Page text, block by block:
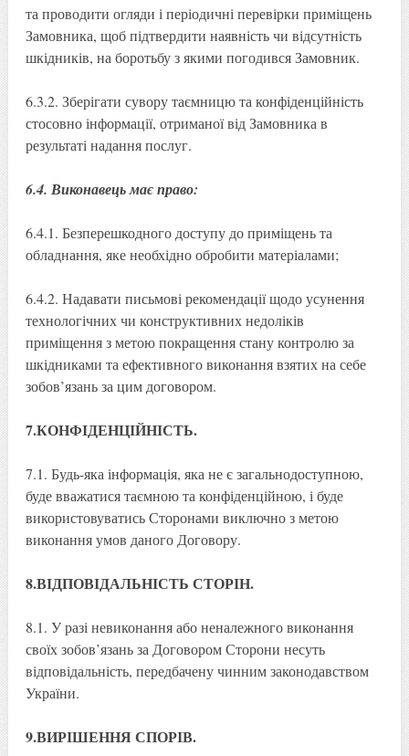
та проводити огляди і періодичні перевірки приміщень
Замовника, щоб підтвердити наявність чи відсутність
шкідників, на боротьбу з якими погодився Замовник.
6.3.2. Зберігати сувору таємницю та конфіденційність
стосовно інформації, отриманої від Замовника в
результаті надання послуг.
6.4. Виконавець має право:
6.4.1. Безперешкодного доступу до приміщень та
обладнання, яке необхідно обробити матеріалами;
6.4.2. Надавати письмові рекомендації щодо усунення
технологічних чи конструктивних недоліків
приміщення з метою покращення стану контролю за
шкідниками та ефективного виконання взятих на себе
зобов’язань за цим договором.
7.КОНФІДЕНЦІЙНІСТЬ.
7.1. Будь-яка інформація, яка не є загальнодоступною,
буде вважатися таємною та конфіденційною, і буде
використовуватись Сторонами виключно з метою
виконання умов даного Договору.
8.ВІДПОВІДАЛЬНІСТЬ СТОРІН.
8.1. У разі невиконання або неналежного виконання
своїх зобов’язань за Договором Сторони несуть
відповідальність, передбачену чинним законодавством
України.
9.ВИРІШЕННЯ СПОРІВ.